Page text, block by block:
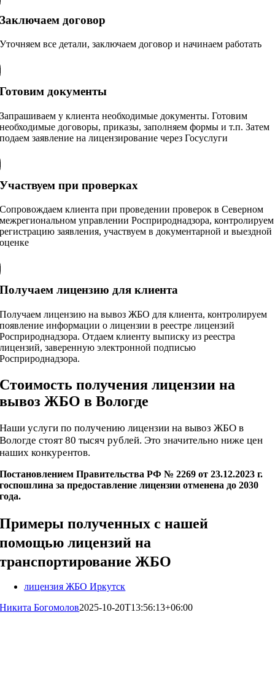
Заключаем договор
Уточняем все детали, заключаем договор и начинаем работать
Готовим документы
Запрашиваем у клиента необходимые документы. Готовим
необходимые договоры, приказы, заполняем формы и т.п. Затем
подаем заявление на лицензирование через Госуслуги
Участвуем при проверках
Сопровождаем клиента при проведении проверок в Северном
межрегиональном управлении Росприроднадзора, контролируем
регистрацию заявления, участвуем в документарной и выездной
оценке
Получаем лицензию для клиента
Получаем лицензию на вывоз ЖБО для клиента, контролируем
появление информации о лицензии в реестре лицензий
Росприроднадзора. Отдаем клиенту выписку из реестра
лицензий, заверенную электронной подписью
Росприроднадзора.
Стоимость получения лицензии на
вывоз ЖБО в Вологде
Наши услуги по получению лицензии на вывоз ЖБО в
Вологде стоят 80 тысяч рублей. Это значительно ниже цен
наших конкурентов.
Постановлением Правительства РФ № 2269 от 23.12.2023 г.
госпошлина за предоставление лицензии отменена до 2030
года.
Примеры полученных с нашей
помощью лицензий на
транспортирование ЖБО
лицензия ЖБО Иркутск
Никита Богомолов2025-10-20T13:56:13+06:00